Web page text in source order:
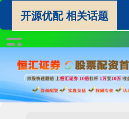
开源优配 相关话题